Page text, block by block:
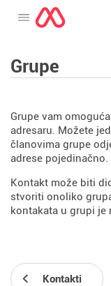
Otvorite meni
Grupe
Grupe vam
adresaru. Možete
članovima grupe
adrese pojedinačno.
Kontakt može biti
stvoriti onoliko
kontakata u grupi je
Kontakti